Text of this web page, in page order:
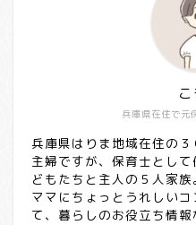
兵庫県在住で元
兵庫県はりま地域在住の
主婦ですが、保育士とし
どもたちと主人の５人家
ママにちょっとうれしい
て、暮らしのお役立ち情報